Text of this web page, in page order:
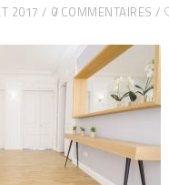
2017 0 COMMENTAIRES